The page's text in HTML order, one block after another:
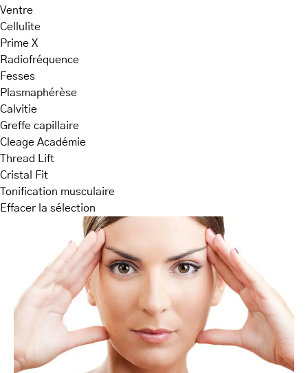
Ventre
Cellulite
Prime X
Radiofréquence
Fesses
Plasmaphérèse
Calvitie
Greffe capillaire
Cleage Académie
Thread Lift
Cristal Fit
Tonification musculaire
Effacer la sélection